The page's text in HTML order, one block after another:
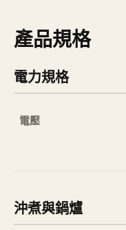
產品規格
電力規格
電壓
沖煮與鍋爐